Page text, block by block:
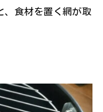
、食材を置く網が取